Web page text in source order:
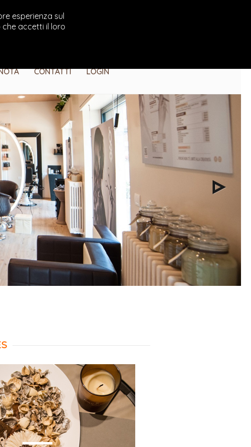
CONTATTI LOGIN
esperienza sul
che accetti il loro